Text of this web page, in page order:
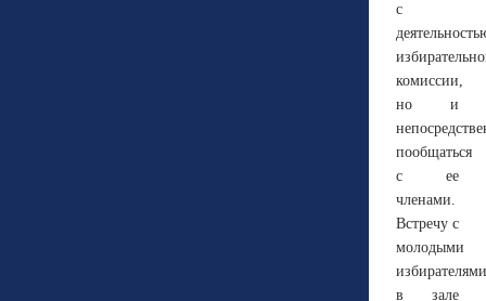
с
комиссии,
но и
пообщаться
с ее
членами.
Встречу с
молодыми
избирателями
в зале